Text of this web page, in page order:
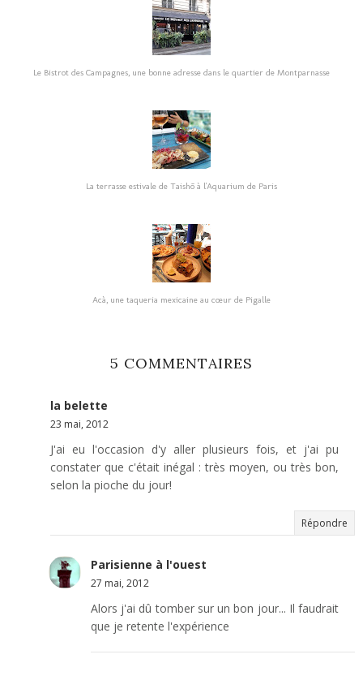
Le Bistrot des Campagnes, une bonne adresse dans le quartier de Montparnasse
La terrasse estivale de Taishō à l'Aquarium de Paris
Acà, une taqueria mexicaine au cœur de Pigalle
5 COMMENTAIRES
la belette
23 mai, 2012
J'ai eu l'occasion d'y aller plusieurs fois, et j'ai pu
constater que c'était inégal : très moyen, ou très bon,
selon la pioche du jour!
Répondre
Parisienne à l'ouest
27 mai, 2012
Alors j'ai dû tomber sur un bon jour... Il faudrait
que je retente l'expérience